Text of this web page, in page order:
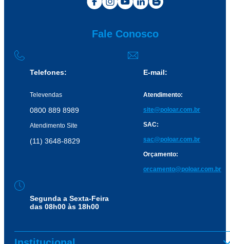
Fale Conosco
Telefones:
Televendas
0800 889 8989
Atendimento Site
(11) 3648-8829
E-mail:
Atendimento:
site@poloar.com.br
SAC:
sac@poloar.com.br
Orçamento:
orcamento@poloar.com.br
Segunda a Sexta-Feira
das 08h00 às 18h00